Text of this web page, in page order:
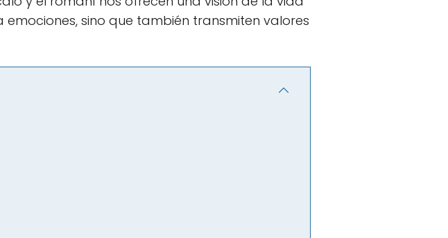
sino que también transmiten valores